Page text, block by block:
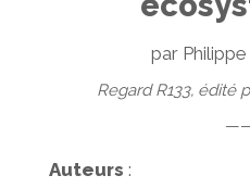
par
Regard R133, édité
Auteurs :